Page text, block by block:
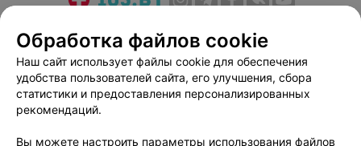
Медицинский маркетинг
Публичный договор
Пользовательское соглашение
Способы оплаты
Вакансии
Партнеры
Написать руководителю 103.by
Обработка файлов cookie
Наш сайт использует файлы cookie для обеспечения
удобства пользователей сайта, его улучшения, сбора
статистики и предоставления персонализированных
рекомендаций.
Вы можете настроить параметры использования файлов